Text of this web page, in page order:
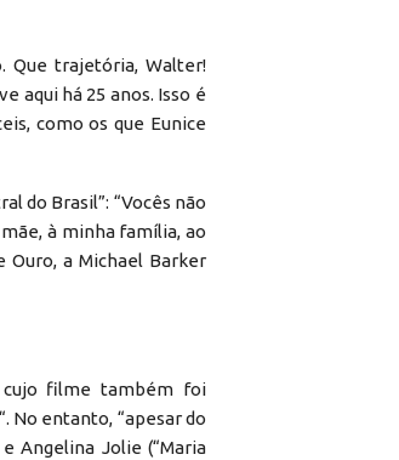
Que trajetória, Walter!
aqui há 25 anos. Isso é
como os que Eunice
do Brasil”: “Vocês não
à minha família, ao
Ouro, a Michael Barker
cujo filme também foi
No entanto, “apesar do
Angelina Jolie (“Maria